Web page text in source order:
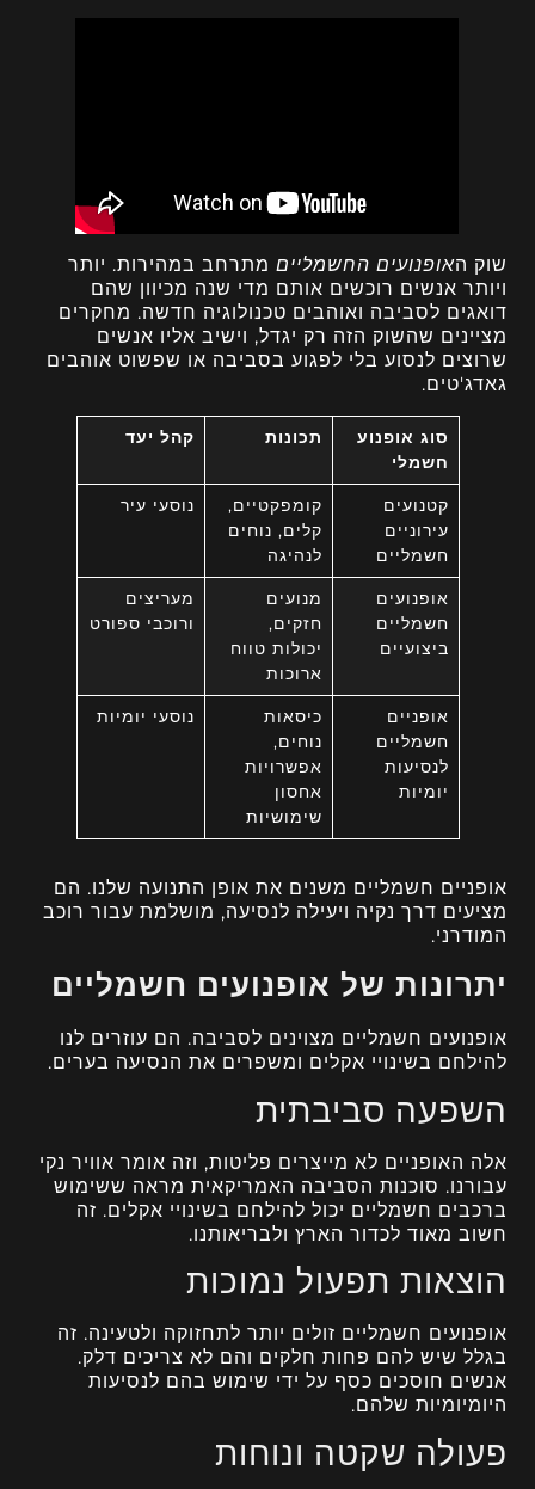
שוק האופנועים החשמליים מתרחב במהירות. יותר
ויותר אנשים רוכשים אותם מדי שנה מכיוון שהם
דואגים לסביבה ואוהבים טכנולוגיה חדשה. מחקרים
מציינים שהשוק הזה רק יגדל, וישיב אליו אנשים
שרוצים לנסוע בלי לפגוע בסביבה או שפשוט אוהבים
גאדג'טים.
סוג אופנוע
חשמלי
תכונות קהל יעד
קטנועים
עירוניים
חשמליים
קומפקטיים,
קלים, נוחים
לנהיגה
נוסעי עיר
אופנועים
חשמליים
ביצועיים
מנועים
חזקים,
יכולות טווח
ארוכות
מעריצים
ורוכבי ספורט
אופניים
חשמליים
לנסיעות
יומיות
כיסאות
נוחים,
אפשרויות
אחסון
שימושיות
נוסעי יומיות
אופניים חשמליים משנים את אופן התנועה שלנו. הם
מציעים דרך נקיה ויעילה לנסיעה, מושלמת עבור רוכב
המודרני.
יתרונות של אופנועים חשמליים
אופנועים חשמליים מצוינים לסביבה. הם עוזרים לנו
להילחם בשינויי אקלים ומשפרים את הנסיעה בערים.
השפעה סביבתית
אלה האופניים לא מייצרים פליטות, וזה אומר אוויר נקי
עבורנו. סוכנות הסביבה האמריקאית מראה ששימוש
ברכבים חשמליים יכול להילחם בשינויי אקלים. זה
חשוב מאוד לכדור הארץ ולבריאותנו.
הוצאות תפעול נמוכות
אופנועים חשמליים זולים יותר לתחזוקה ולטעינה. זה
בגלל שיש להם פחות חלקים והם לא צריכים דלק.
אנשים חוסכים כסף על ידי שימוש בהם לנסיעות
היומיומיות שלהם.
פעולה שקטה ונוחות